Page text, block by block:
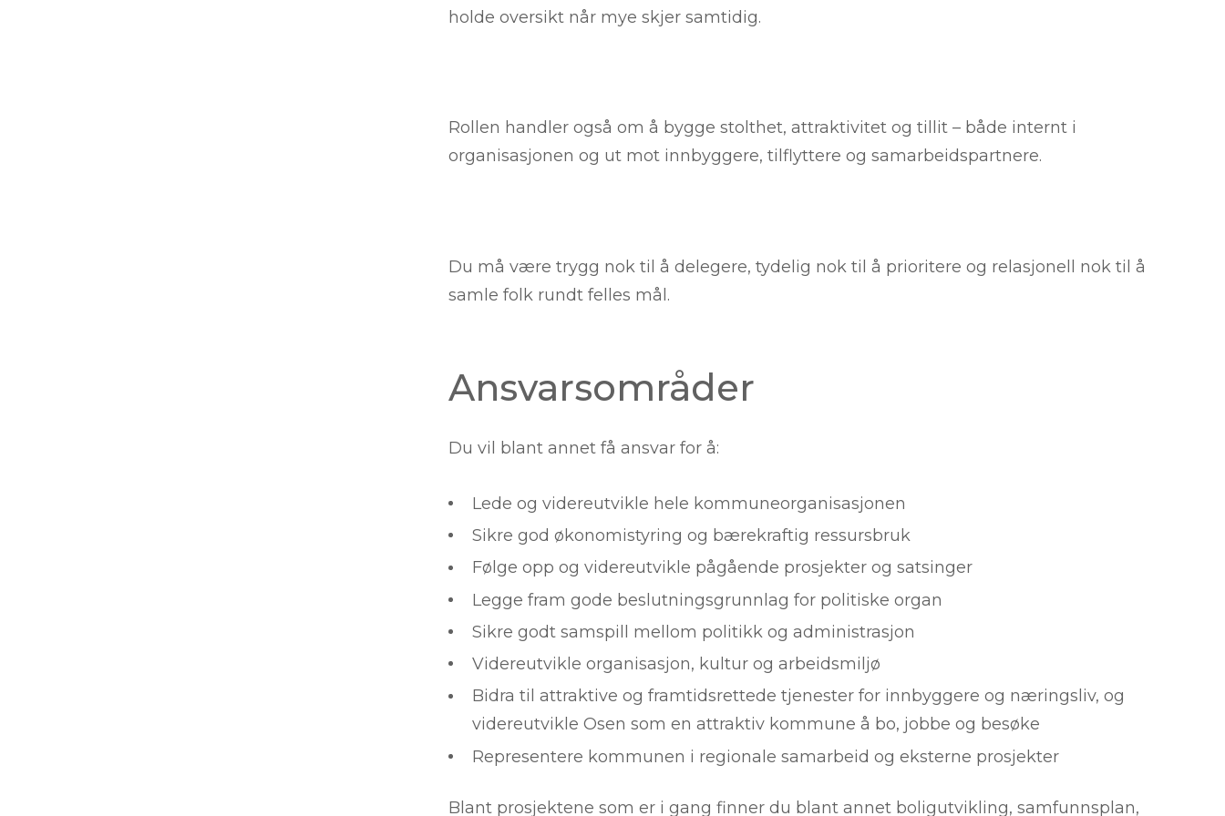
holde oversikt når mye skjer samtidig.
Rollen handler også om å bygge stolthet, attraktivitet og tillit – både internt i
organisasjonen og ut mot innbyggere, tilflyttere og samarbeidspartnere.
Du må være trygg nok til å delegere, tydelig nok til å prioritere og relasjonell nok til å
samle folk rundt felles mål.
Ansvarsområder
Du vil blant annet få ansvar for å:
Lede og videreutvikle hele kommuneorganisasjonen
Sikre god økonomistyring og bærekraftig ressursbruk
Følge opp og videreutvikle pågående prosjekter og satsinger
Legge fram gode beslutningsgrunnlag for politiske organ
Sikre godt samspill mellom politikk og administrasjon
Videreutvikle organisasjon, kultur og arbeidsmiljø
Bidra til attraktive og framtidsrettede tjenester for innbyggere og næringsliv, og
videreutvikle Osen som en attraktiv kommune å bo, jobbe og besøke
Representere kommunen i regionale samarbeid og eksterne prosjekter
Blant prosjektene som er i gang finner du blant annet boligutvikling, samfunnsplan,